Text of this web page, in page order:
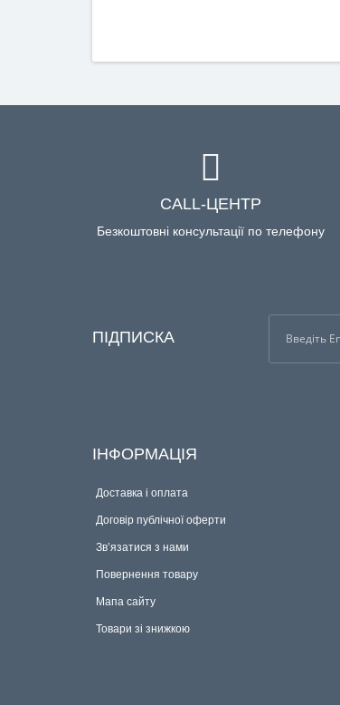
CALL-ЦЕНТР
Безкоштовні консультації по телефону
ПІДПИСКА
ІНФОРМАЦІЯ
Доставка і оплата
Договір публічної оферти
Зв’язатися з нами
Повернення товару
Мапа сайту
Товари зі знижкою